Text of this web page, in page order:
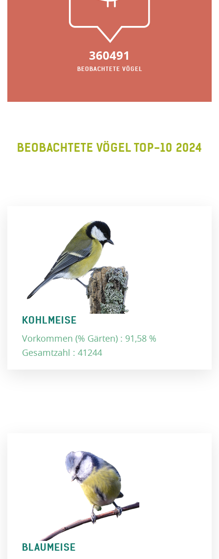
360491
BEOBACHTETE VÖGEL
BEOBACHTETE VÖGEL TOP-10 2024
KOHLMEISE
Vorkommen (% Gärten) : 91,58 %
Gesamtzahl : 41244
BLAUMEISE